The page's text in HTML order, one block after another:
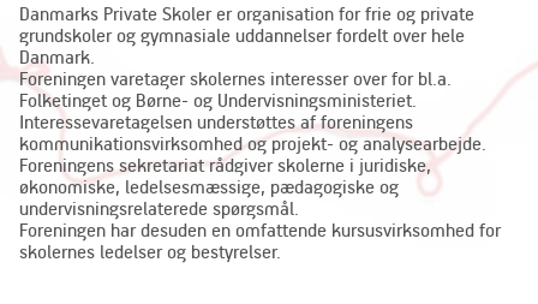
Danmarks Private Skoler er organisation for frie og private
grundskoler og gymnasiale uddannelser fordelt over hele
Danmark.
Foreningen varetager skolernes interesser over for bl.a.
Folketinget og Børne- og Undervisningsministeriet.
Interessevaretagelsen understøttes af foreningens
kommunikationsvirksomhed og projekt- og analysearbejde.
Foreningens sekretariat rådgiver skolerne i juridiske,
økonomiske, ledelsesmæssige, pædagogiske og
undervisningsrelaterede spørgsmål.
Foreningen har desuden en omfattende kursusvirksomhed for
skolernes ledelser og bestyrelser.